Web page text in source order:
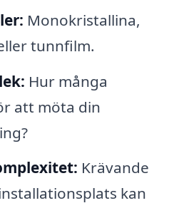
Monokristallina,
tunnfilm.
Hur många
att möta din
Krävande
kan